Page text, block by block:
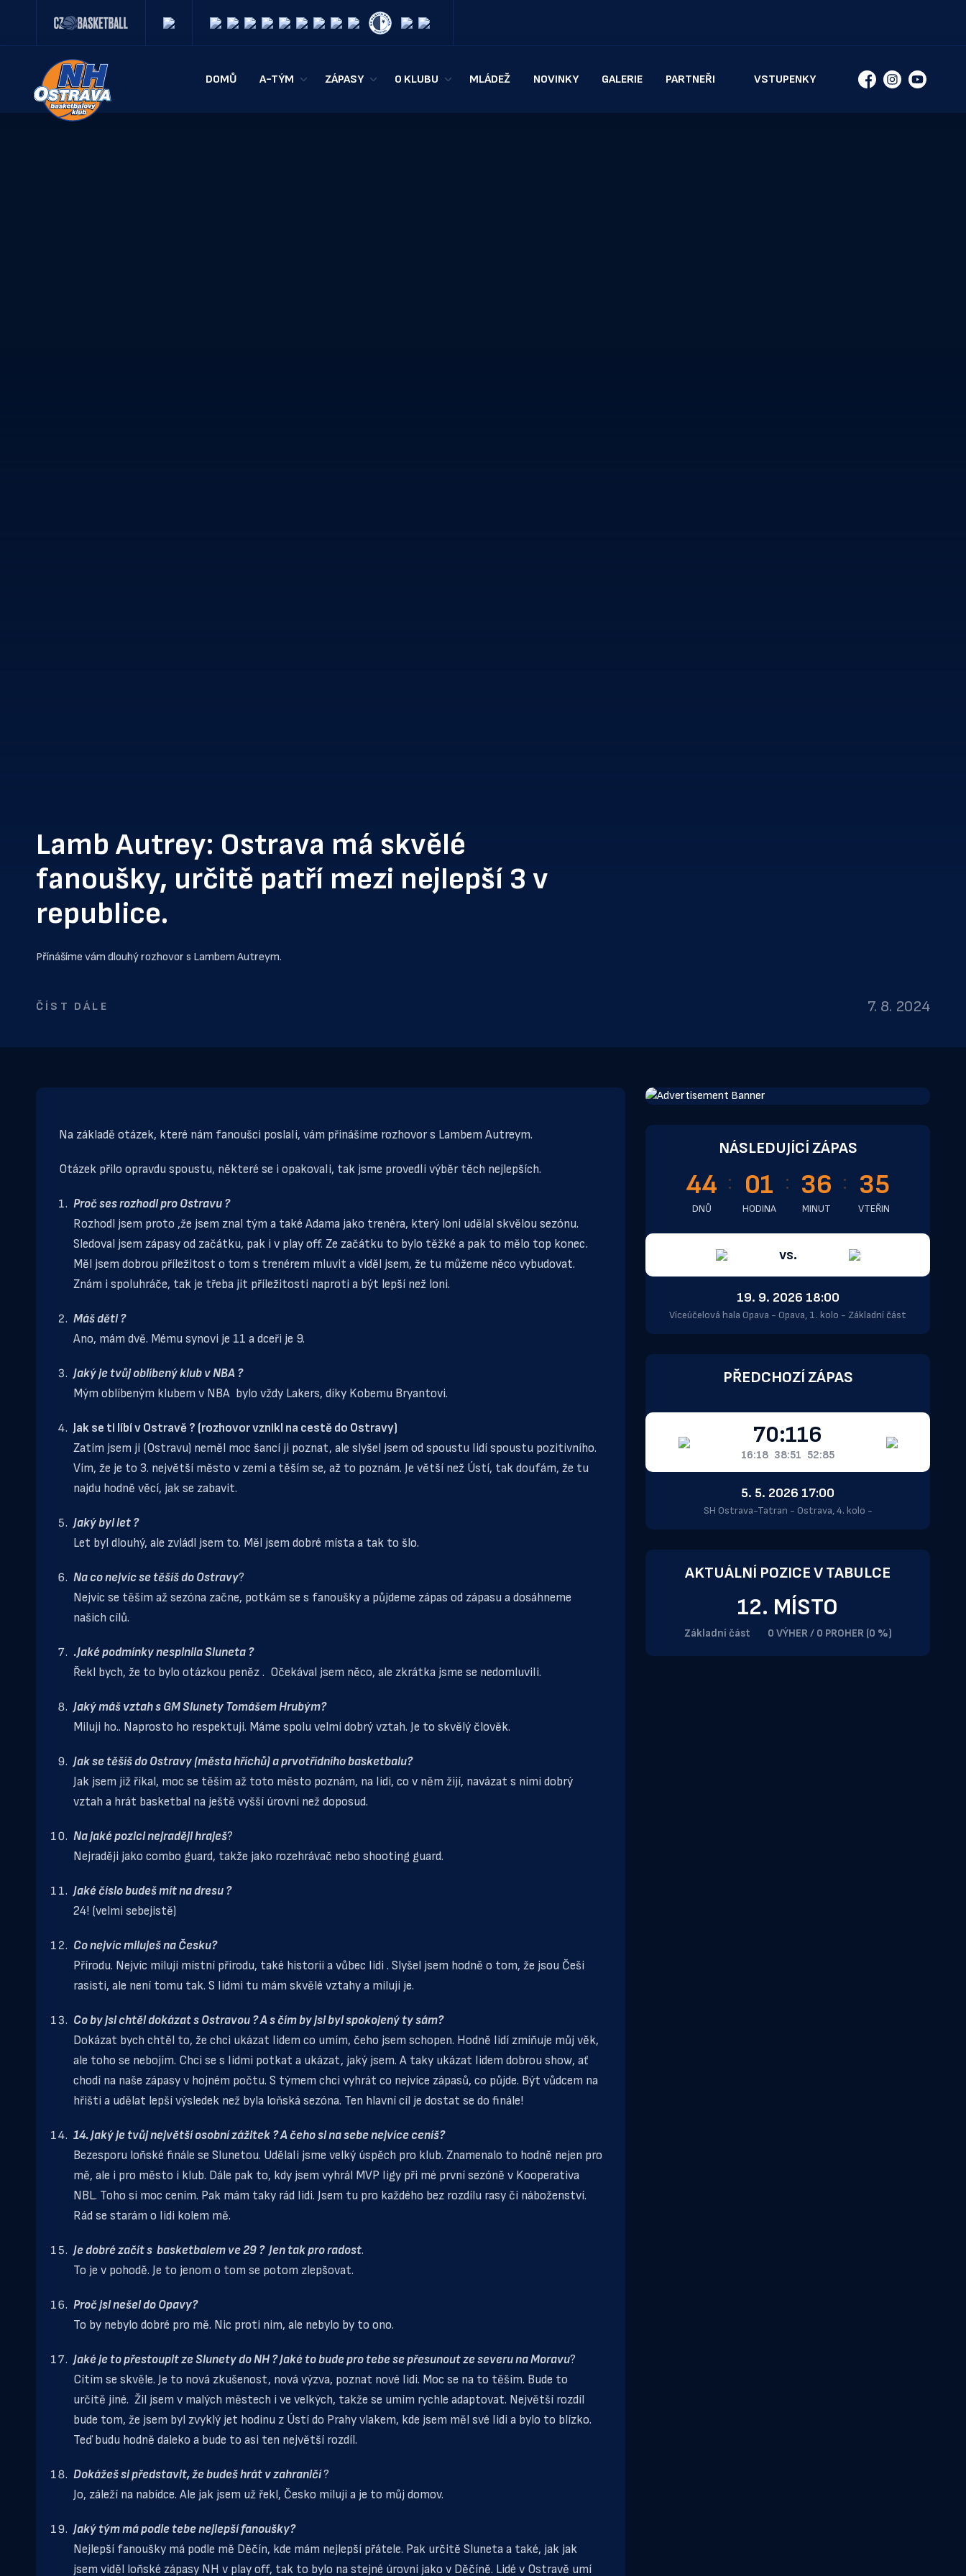
DOMŮ A-TÝM ZÁPASY O KLUBU MLÁDEŽ NOVINKY GALERIE PARTNEŘI VSTUPENKY
Lamb Autrey: Ostrava má skvělé
fanoušky, určitě patří mezi nejlepší 3 v
republice.
Přínášíme vám dlouhý rozhovor s Lambem Autreym.
ČÍST DÁLE 7. 8. 2024
Na základě otázek, které nám fanoušci poslali, vám přinášíme rozhovor s Lambem Autreym.
Otázek přilo opravdu spoustu, některé se i opakovali, tak jsme provedli výběr těch nejlepších.
Proč ses rozhodl pro Ostravu ?
Rozhodl jsem proto ,že jsem znal tým a také Adama jako trenéra, který loni udělal skvělou sezónu.
Sledoval jsem zápasy od začátku, pak i v play off. Ze začátku to bylo těžké a pak to mělo top konec.
Měl jsem dobrou příležitost o tom s trenérem mluvit a viděl jsem, že tu můžeme něco vybudovat.
Znám i spoluhráče, tak je třeba jit příležitosti naproti a být lepší než loni.
Máš děti ?
Ano, mám dvě. Mému synovi je 11 a dceři je 9.
Jaký je tvůj oblíbený klub v NBA ?
Mým oblíbeným klubem v NBA bylo vždy Lakers, díky Kobemu Bryantovi.
Jak se ti líbí v Ostravě ? (rozhovor vznikl na cestě do Ostravy)
Zatím jsem ji (Ostravu) neměl moc šancí ji poznat, ale slyšel jsem od spoustu lidí spoustu pozitivního.
Vím, že je to 3. největší město v zemi a těším se, až to poznám. Je větší než Ústí, tak doufám, že tu
najdu hodně věcí, jak se zabavit.
Jaký byl let ?
Let byl dlouhý, ale zvládl jsem to. Měl jsem dobré místa a tak to šlo.
Na co nejvíc se těšíš do Ostravy?
Nejvíc se těším až sezóna začne, potkám se s fanoušky a půjdeme zápas od zápasu a dosáhneme
našich cílů.
.Jaké podmínky nesplnila Sluneta ?
Řekl bych, že to bylo otázkou peněz . Očekával jsem něco, ale zkrátka jsme se nedomluvili.
Jaký máš vztah s GM Slunety Tomášem Hrubým?
Miluji ho.. Naprosto ho respektuji. Máme spolu velmi dobrý vztah. Je to skvělý člověk.
Jak se těšíš do Ostravy (města hříchů) a prvotřídního basketbalu?
Jak jsem již říkal, moc se těším až toto město poznám, na lidi, co v něm žijí, navázat s nimi dobrý
vztah a hrát basketbal na ještě vyšší úrovni než doposud.
Na jaké pozici nejraději hraješ?
Nejraději jako combo guard, takže jako rozehrávač nebo shooting guard.
Jaké číslo budeš mít na dresu ?
24! (velmi sebejistě)
Co nejvíc miluješ na Česku?
Přírodu. Nejvíc miluji místní přírodu, také historii a vůbec lidi . Slyšel jsem hodně o tom, že jsou Češi
rasisti, ale není tomu tak. S lidmi tu mám skvělé vztahy a miluji je.
Co by jsi chtěl dokázat s Ostravou ? A s čím by jsi byl spokojený ty sám?
Dokázat bych chtěl to, že chci ukázat lidem co umím, čeho jsem schopen. Hodně lidí zmiňuje můj věk,
ale toho se nebojím. Chci se s lidmi potkat a ukázat, jaký jsem. A taky ukázat lidem dobrou show, ať
chodí na naše zápasy v hojném počtu. S týmem chci vyhrát co nejvíce zápasů, co půjde. Být vůdcem na
hřišti a udělat lepší výsledek než byla loňská sezóna. Ten hlavní cíl je dostat se do finále!
14. Jaký je tvůj největší osobní zážitek ? A čeho si na sebe nejvíce ceníš?
Bezesporu loňské finále se Slunetou. Udělali jsme velký úspěch pro klub. Znamenalo to hodně nejen pro
mě, ale i pro město i klub. Dále pak to, kdy jsem vyhrál MVP ligy při mé první sezóně v Kooperativa
NBL. Toho si moc cením. Pak mám taky rád lidi. Jsem tu pro každého bez rozdílu rasy či náboženství.
Rád se starám o lidi kolem mě.
Je dobré začít s basketbalem ve 29 ? Jen tak pro radost.
To je v pohodě. Je to jenom o tom se potom zlepšovat.
Proč jsi nešel do Opavy?
To by nebylo dobré pro mě. Nic proti nim, ale nebylo by to ono.
Jaké je to přestoupit ze Slunety do NH ? Jaké to bude pro tebe se přesunout ze severu na Moravu?
Cítím se skvěle. Je to nová zkušenost, nová výzva, poznat nové lidi. Moc se na to těším. Bude to
určitě jiné. Žil jsem v malých městech i ve velkých, takže se umím rychle adaptovat. Největší rozdíl
bude tom, že jsem byl zvyklý jet hodinu z Ústí do Prahy vlakem, kde jsem měl své lidi a bylo to blízko.
Teď budu hodně daleko a bude to asi ten největší rozdíl.
Dokážeš si představit, že budeš hrát v zahraničí?
Jo, záleží na nabídce. Ale jak jsem už řekl, Česko miluji a je to můj domov.
Jaký tým má podle tebe nejlepší fanoušky?
Nejlepší fanoušky má podle mě Děčín, kde mám nejlepší přátele. Pak určitě Sluneta a také, jak jak
jsem viděl loňské zápasy NH v play off, tak to bylo na stejné úrovni jako v Děčíně. Lidé v Ostravě umí
NÁSLEDUJÍCÍ ZÁPAS
44
DNŮ
01
HODINA
36
MINUT
35
VTEŘIN
vs.
19. 9. 2026 18:00
Víceúčelová hala Opava - Opava, 1. kolo - Základní část
PŘEDCHOZÍ ZÁPAS
70:116
16:18 38:51 52:85
5. 5. 2026 17:00
SH Ostrava-Tatran - Ostrava, 4. kolo -
AKTUÁLNÍ POZICE V TABULCE
12. MÍSTO
Základní část 0 VÝHER / 0 PROHER (0 %)